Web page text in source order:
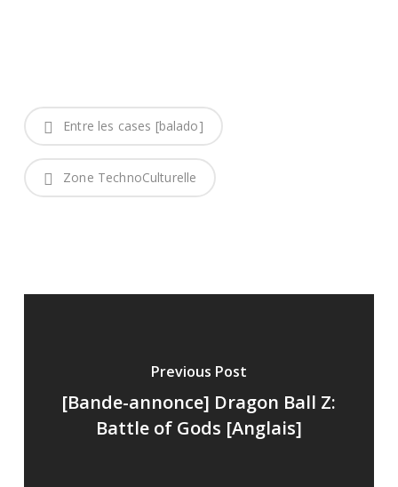
Entre les cases [balado]
Zone TechnoCulturelle
Previous Post
[Bande-annonce] Dragon Ball Z:
Battle of Gods [Anglais]